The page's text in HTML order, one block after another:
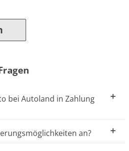
bei Autoland in Zahlung
an?